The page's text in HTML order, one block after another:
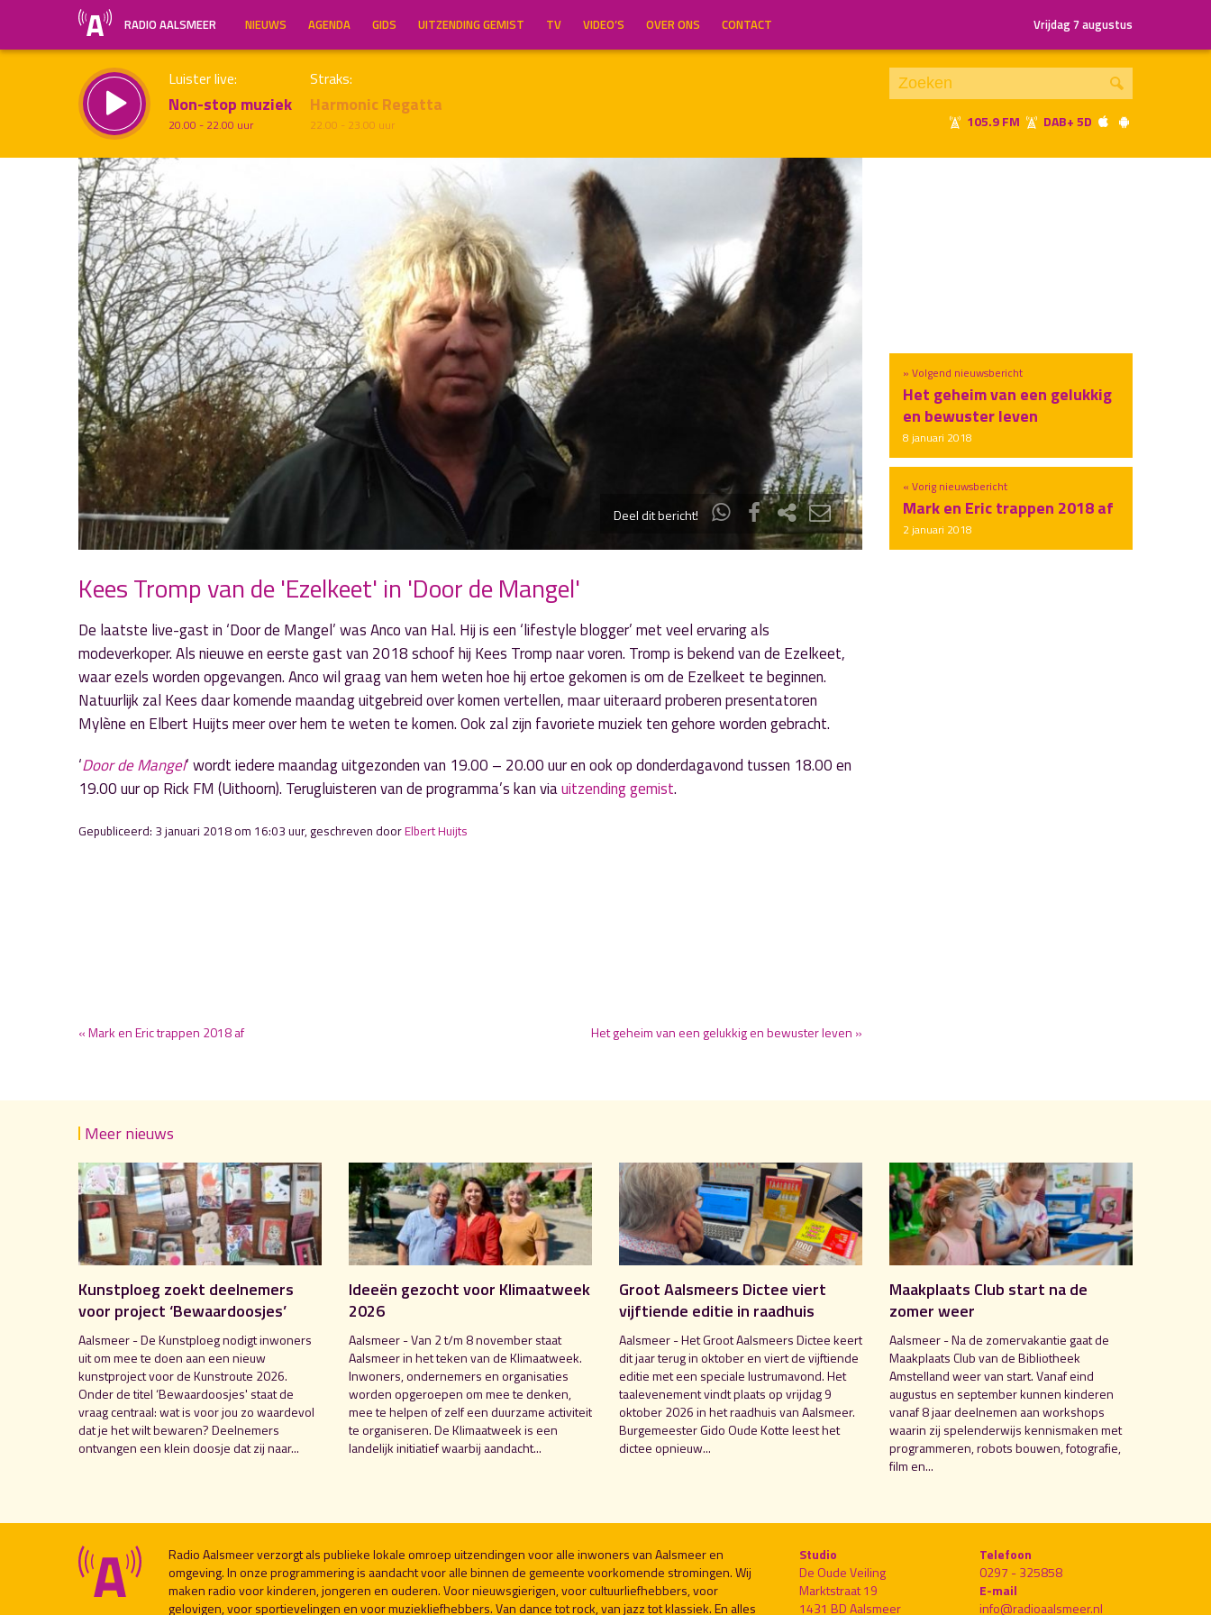
RADIO AALSMEER NIEUWS AGENDA GIDS UITZENDING GEMIST TV VIDEO’S OVER ONS CONTACT Vrijdag 7 augustus
Luister live:
Non-stop muziek
20.00 - 22.00 uur
Straks:
Harmonic Regatta
22.00 - 23.00 uur 105.9 FM DAB+ 5D
Inklappen
Deel dit bericht!
« Vorig nieuwsbericht
Mark en Eric trappen 2018 af
2 januari 2018
» Volgend nieuwsbericht
Het geheim van een gelukkig
en bewuster leven
8 januari 2018
Kees Tromp van de 'Ezelkeet' in 'Door de Mangel'
De laatste live-gast in ‘Door de Mangel’ was Anco van Hal. Hij is een ‘lifestyle blogger’ met veel ervaring als
modeverkoper. Als nieuwe en eerste gast van 2018 schoof hij Kees Tromp naar voren. Tromp is bekend van de Ezelkeet,
waar ezels worden opgevangen. Anco wil graag van hem weten hoe hij ertoe gekomen is om de Ezelkeet te beginnen.
Natuurlijk zal Kees daar komende maandag uitgebreid over komen vertellen, maar uiteraard proberen presentatoren
Mylène en Elbert Huijts meer over hem te weten te komen. Ook zal zijn favoriete muziek ten gehore worden gebracht.
‘Door de Mangel‘ wordt iedere maandag uitgezonden van 19.00 – 20.00 uur en ook op donderdagavond tussen 18.00 en
19.00 uur op Rick FM (Uithoorn). Terugluisteren van de programma’s kan viauitzending gemist.
Gepubliceerd: 3 januari 2018 om 16:03 uur, geschreven doorElbert Huijts
« Mark en Eric trappen 2018 af Het geheim van een gelukkig en bewuster leven »
Meer nieuws
Kunstploeg zoekt deelnemers
voor project ‘Bewaardoosjes’
Aalsmeer - De Kunstploeg nodigt inwoners
uit om mee te doen aan een nieuw
kunstproject voor de Kunstroute 2026.
Onder de titel ‘Bewaardoosjes' staat de
vraag centraal: wat is voor jou zo waardevol
dat je het wilt bewaren? Deelnemers
ontvangen een klein doosje dat zij naar...
Ideeën gezocht voor Klimaatweek
2026
Aalsmeer - Van 2 t/m 8 november staat
Aalsmeer in het teken van de Klimaatweek.
Inwoners, ondernemers en organisaties
worden opgeroepen om mee te denken,
mee te helpen of zelf een duurzame activiteit
te organiseren. De Klimaatweek is een
landelijk initiatief waarbij aandacht...
Groot Aalsmeers Dictee viert
vijftiende editie in raadhuis
Aalsmeer - Het Groot Aalsmeers Dictee keert
dit jaar terug in oktober en viert de vijftiende
editie met een speciale lustrumavond. Het
taalevenement vindt plaats op vrijdag 9
oktober 2026 in het raadhuis van Aalsmeer.
Burgemeester Gido Oude Kotte leest het
dictee opnieuw...
Maakplaats Club start na de
zomer weer
Aalsmeer - Na de zomervakantie gaat de
Maakplaats Club van de Bibliotheek
Amstelland weer van start. Vanaf eind
augustus en september kunnen kinderen
vanaf 8 jaar deelnemen aan workshops
waarin zij spelenderwijs kennismaken met
programmeren, robots bouwen, fotografie,
film en...
Radio Aalsmeer verzorgt als publieke lokale omroep uitzendingen voor alle inwoners van Aalsmeer en
omgeving. In onze programmering is aandacht voor alle binnen de gemeente voorkomende stromingen. Wij
maken radio voor kinderen, jongeren en ouderen. Voor nieuwsgierigen, voor cultuurliefhebbers, voor
gelovigen, voor sportievelingen en voor muziekliefhebbers. Van dance tot rock, van jazz tot klassiek. En alles
Studio
De Oude Veiling
Marktstraat 19
1431 BD Aalsmeer
Telefoon
0297 - 325858
E-mail
info@radioaalsmeer.nl